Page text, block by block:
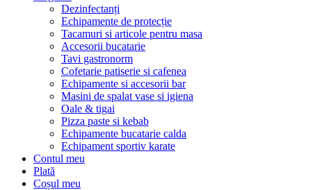
Dezinfectanți
Echipamente de protecție
Tacamuri si articole pentru masa
Accesorii bucatarie
Tavi gastronorm
Cofetarie patiserie si cafenea
Echipamente si accesorii bar
Masini de spalat vase si igiena
Oale & tigai
Pizza paste si kebab
Echipamente bucatarie calda
Echipament sportiv karate
Contul meu
Plată
Coșul meu